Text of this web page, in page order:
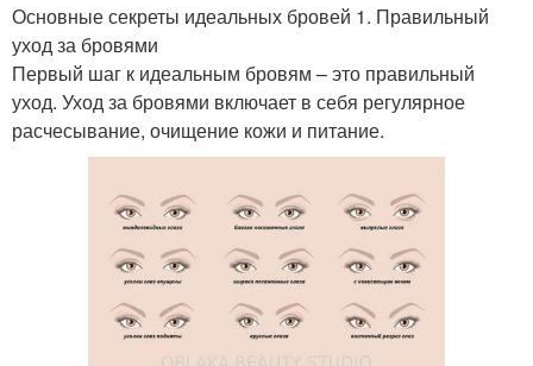
Основные секреты идеальных бровей 1. Правильный
уход за бровями
Первый шаг к идеальным бровям – это правильный
уход. Уход за бровями включает в себя регулярное
расчесывание, очищение кожи и питание.